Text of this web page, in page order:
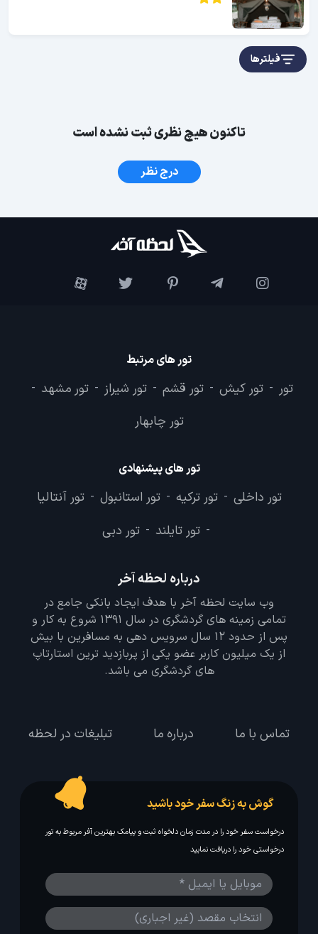
فیلترها
تاکنون هیچ نظری ثبت نشده است
درج نظر
تور های مرتبط
تور - تور کیش - تور قشم - تور شیراز - تور مشهد -
تور چابهار
تور های پیشنهادی
تور داخلی - تور ترکیه - تور استانبول - تور آنتالیا
- تور تایلند - تور دبی
درباره لحظه آخر
وب سایت لحظه آخر با هدف ایجاد بانکی جامع در
تمامی زمینه های گردشگری در سال 1391 شروع به کار و
پس از حدود 12 سال سرویس دهی به مسافرین با بیش
از یک میلیون کاربر عضو یکی از پربازدید ترین استارتاپ
های گردشگری می باشد.
تماس با ما درباره ما تبلیغات در لحظه
گوش به زنگ سفر خود باشید
درخواست سفر خود را در مدت زمان دلخواه ثبت و پیامک بهترین آفر مربوط به تور
درخواستی خود را دریافت نمایید